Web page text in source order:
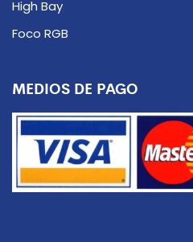
High Bay
Foco RGB
MEDIOS DE PAGO